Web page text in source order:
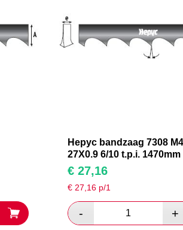
Hepyc bandzaag 7308
27X0.9 6/10 t.p.i. 1470mm
€ 27,16
€27,16 p/1